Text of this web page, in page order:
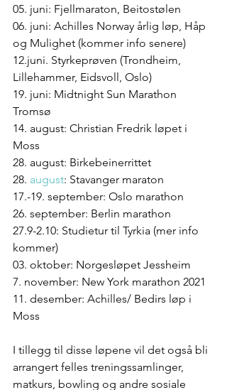
05. juni: Fjellmaraton, Beitostølen
06. juni: Achilles Norway årlig løp, Håp
og Mulighet (kommer info senere)
12.juni. Styrkeprøven (Trondheim,
Lillehammer, Eidsvoll, Oslo)
19. juni: Midtnight Sun Marathon
Tromsø
14. august: Christian Fredrik løpet i
Moss
28. august: Birkebeinerrittet
28. august: Stavanger maraton
17.-19. september: Oslo marathon
26. september: Berlin marathon
27.9-2.10: Studietur til Tyrkia (mer info
kommer)
03. oktober: Norgesløpet Jessheim
7. november: New York marathon 2021
11. desember: Achilles/ Bedirs løp i
Moss
I tillegg til disse løpene vil det også bli
arrangert felles treningssamlinger,
matkurs, bowling og andre sosiale